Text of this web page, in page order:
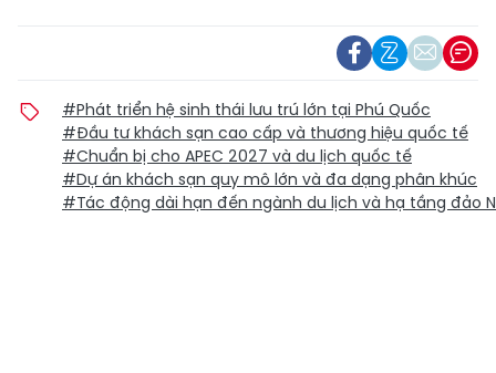
#Phát triển hệ sinh thái lưu trú lớn tại Phú Quốc
#Đầu tư khách sạn cao cấp và thương hiệu quốc tế
#Chuẩn bị cho APEC 2027 và du lịch quốc tế
#Dự án khách sạn quy mô lớn và đa dạng phân khúc
#Tác động dài hạn đến ngành du lịch và hạ tầng đảo